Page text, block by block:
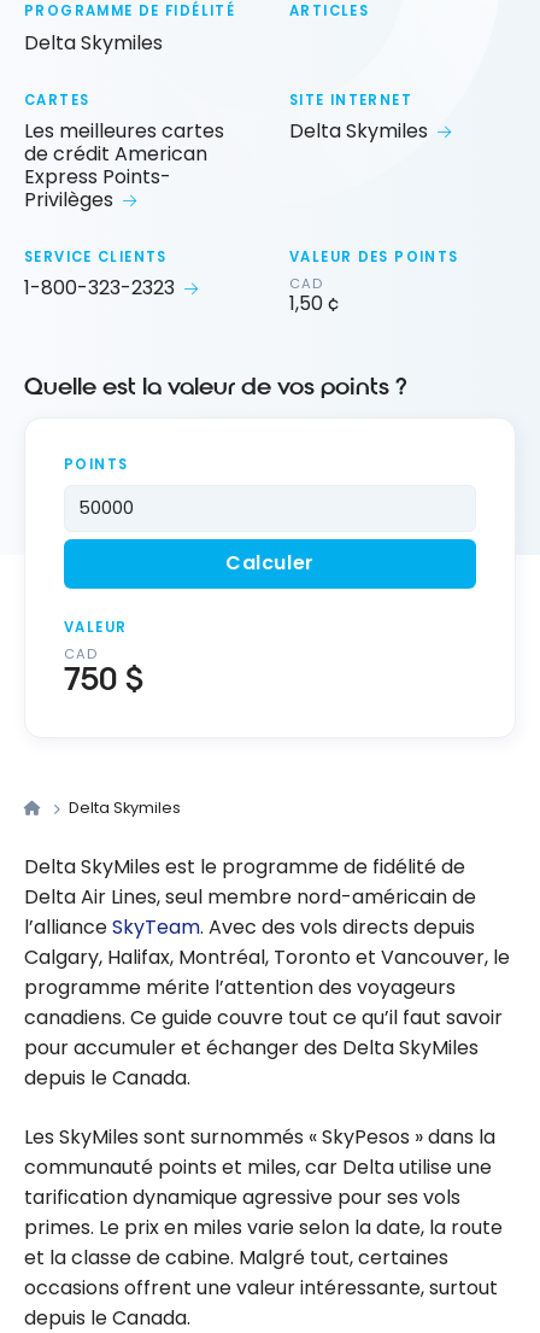
PROGRAMME DE FIDÉLITÉ
Delta Skymiles
ARTICLES
CARTES
Les meilleures cartes
de crédit American
Express Points-
Privilèges
SITE INTERNET
Delta Skymiles
SERVICE CLIENTS
1-800-323-2323
VALEUR DES POINTS
CAD
1,50 ¢
Quelle est la valeur de vos points ?
POINTS
Calculer
VALEUR
CAD
750 $
Delta Skymiles
Delta SkyMiles est le programme de fidélité de
Delta Air Lines, seul membre nord-américain de
l’allianceSkyTeam. Avec des vols directs depuis
Calgary, Halifax, Montréal, Toronto et Vancouver, le
programme mérite l’attention des voyageurs
canadiens. Ce guide couvre tout ce qu’il faut savoir
pour accumuler et échanger des Delta SkyMiles
depuis le Canada.
Les SkyMiles sont surnommés « SkyPesos » dans la
communauté points et miles, car Delta utilise une
tarification dynamique agressive pour ses vols
primes. Le prix en miles varie selon la date, la route
et la classe de cabine. Malgré tout, certaines
occasions offrent une valeur intéressante, surtout
depuis le Canada.